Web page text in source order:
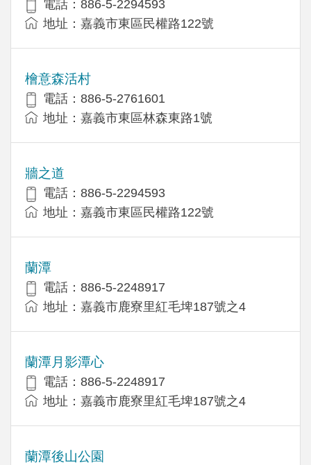
電話：886-5-2294593
地址：嘉義市東區民權路122號
檜意森活村
電話：886-5-2761601
地址：嘉義市東區林森東路1號
牆之道
電話：886-5-2294593
地址：嘉義市東區民權路122號
蘭潭
電話：886-5-2248917
地址：嘉義市鹿寮里紅毛埤187號之4
蘭潭月影潭心
電話：886-5-2248917
地址：嘉義市鹿寮里紅毛埤187號之4
蘭潭後山公園